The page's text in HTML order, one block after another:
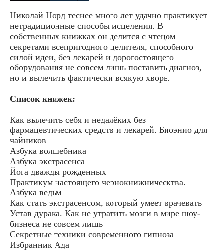
Николай Норд теснее много лет удачно практикует
нетрадиционные способы исцеления. В
собственных книжках он делится с чтецом
секретами всепригодного целителя, способного
силой идеи, без лекарей и дорогостоящего
оборудования не совсем лишь поставить диагноз,
но и вылечить фактически всякую хворь.
Список книжек:
Как вылечить себя и недалёких без
фармацевтических средств и лекарей. Биоэнио для
чайников
Азбука волшебника
Азбука экстрасенса
Йога дважды рожденных
Практикум настоящего чернокнижническтва.
Азбука ведьм
Как стать экстрасенсом, который умеет врачевать
Устав дурака. Как не утратить мозги в мире шоу-
бизнеса не совсем лишь
Секретные техники современного гипноза
Избранник Ада